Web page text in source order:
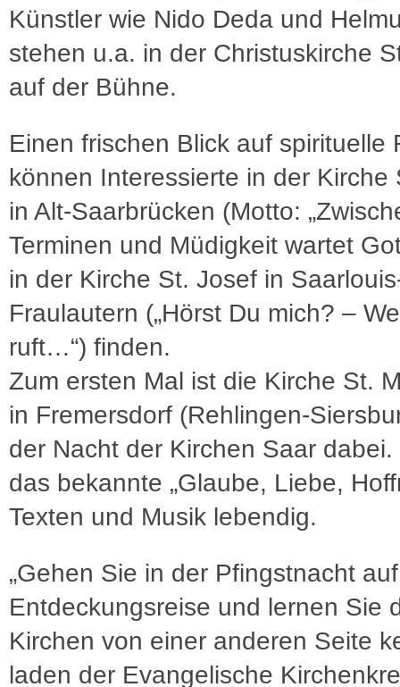
Künstler wie Nido Deda und
stehen u.a. in der Christuskirche
auf der Bühne.
Einen frischen Blick auf spirituelle
können Interessierte in der Kirche
in Alt-Saarbrücken (Motto:
Terminen und Müdigkeit wartet
in der Kirche St. Josef in
Fraulautern („Hörst Du mich? –
ruft…“) finden.
Zum ersten Mal ist die Kirche St.
in Fremersdorf (Rehlingen-
der Nacht der Kirchen Saar dabei.
das bekannte „Glaube, Liebe,
Texten und Musik lebendig.
„Gehen Sie in der Pfingstnacht auf
Entdeckungsreise und lernen Sie
Kirchen von einer anderen Seite
laden der Evangelische